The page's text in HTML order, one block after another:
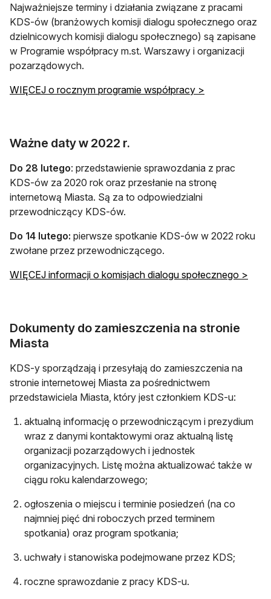
Najważniejsze terminy i działania związane z pracami
KDS-ów (branżowych komisji dialogu społecznego oraz
dzielnicowych komisji dialogu społecznego) są zapisane
w Programie współpracy m.st. Warszawy i organizacji
pozarządowych.
WIĘCEJ o rocznym programie współpracy >
Ważne daty w 2022 r.
Do 28 lutego: przedstawienie sprawozdania z prac
KDS-ów za 2020 rok oraz przesłanie na stronę
internetową Miasta. Są za to odpowiedzialni
przewodniczący KDS-ów.
Do 14 lutego: pierwsze spotkanie KDS-ów w 2022 roku
zwołane przez przewodniczącego.
WIĘCEJ informacji o komisjach dialogu społecznego >
Dokumenty do zamieszczenia na stronie
Miasta
KDS-y sporządzają i przesyłają do zamieszczenia na
stronie internetowej Miasta za pośrednictwem
przedstawiciela Miasta, który jest członkiem KDS-u:
aktualną informację o przewodniczącym i prezydium
wraz z danymi kontaktowymi oraz aktualną listę
organizacji pozarządowych i jednostek
organizacyjnych. Listę można aktualizować także w
ciągu roku kalendarzowego;
ogłoszenia o miejscu i terminie posiedzeń (na co
najmniej pięć dni roboczych przed terminem
spotkania) oraz program spotkania;
uchwały i stanowiska podejmowane przez KDS;
roczne sprawozdanie z pracy KDS-u.